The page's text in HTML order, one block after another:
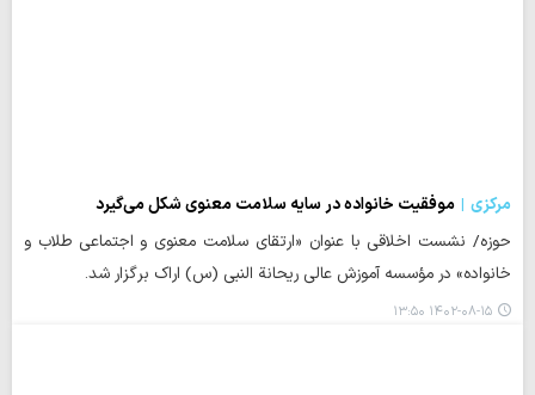
مرکزی
موفقیت خانواده در سایه سلامت معنوی شکل می­‌گیرد
حوزه/ نشست اخلاقی با عنوان «ارتقای سلامت معنوی و اجتماعی طلاب و
خانواده» در مؤسسه آموزش عالی ریحانة النبی (س) اراک برگزار شد.
۱۴۰۲-۰۸-۱۵ ۱۳:۵۰